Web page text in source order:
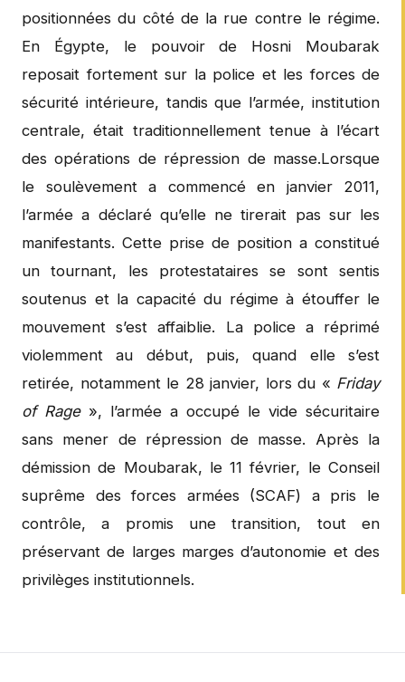
positionnées du côté de la rue contre le régime.
En Égypte, le pouvoir de Hosni Moubarak
reposait fortement sur la police et les forces de
sécurité intérieure, tandis que l’armée, institution
centrale, était traditionnellement tenue à l’écart
des opérations de répression de masse.Lorsque
le soulèvement a commencé en janvier 2011,
l’armée a déclaré qu’elle ne tirerait pas sur les
manifestants. Cette prise de position a constitué
un tournant, les protestataires se sont sentis
soutenus et la capacité du régime à étouffer le
mouvement s’est affaiblie. La police a réprimé
violemment au début, puis, quand elle s’est
retirée, notamment le 28 janvier, lors du « Friday
of Rage», l’armée a occupé le vide sécuritaire
sans mener de répression de masse. Après la
démission de Moubarak, le 11 février, le Conseil
suprême des forces armées (SCAF) a pris le
contrôle, a promis une transition, tout en
préservant de larges marges d’autonomie et des
privilèges institutionnels.